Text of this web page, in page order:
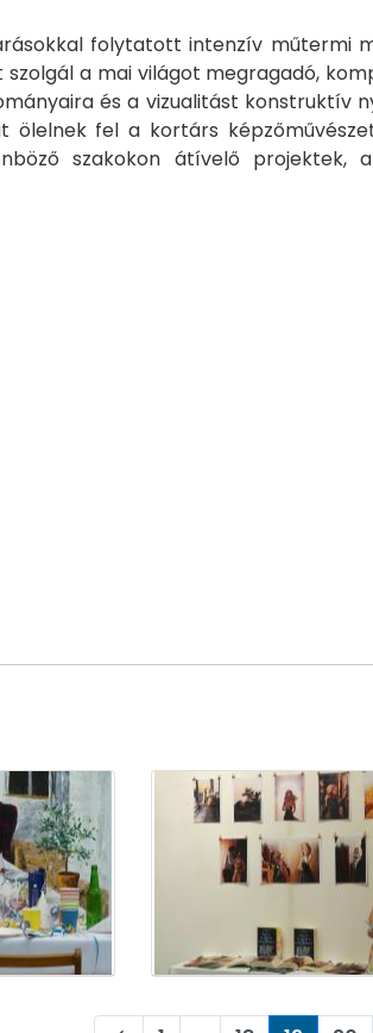
folytatott intenzív műtermi
a mai világot megragadó,
és a vizualitást konstruktív
ölelnek fel a kortárs
szakokon átívelő projektek, a